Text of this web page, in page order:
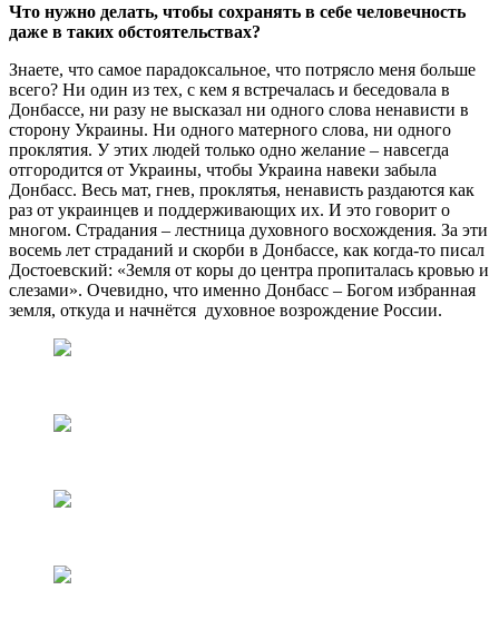
Что нужно делать, чтобы сохранять в себе человечность
даже в таких обстоятельствах?
Знаете, что самое парадоксальное, что потрясло меня больше
всего? Ни один из тех, с кем я встречалась и беседовала в
Донбассе, ни разу не высказал ни одного слова ненависти в
сторону Украины. Ни одного матерного слова, ни одного
проклятия. У этих людей только одно желание – навсегда
отгородится от Украины, чтобы Украина навеки забыла
Донбасс. Весь мат, гнев, проклятья, ненависть раздаются как
раз от украинцев и поддерживающих их. И это говорит о
многом. Страдания – лестница духовного восхождения. За эти
восемь лет страданий и скорби в Донбассе, как когда-то писал
Достоевский: «Земля от коры до центра пропиталась кровью и
слезами». Очевидно, что именно Донбасс – Богом избранная
земля, откуда и начнётся духовное возрождение России.